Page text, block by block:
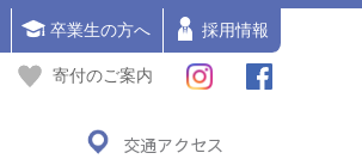
寄付のご案内
卒業生の方へ 採用情報
交通アクセス